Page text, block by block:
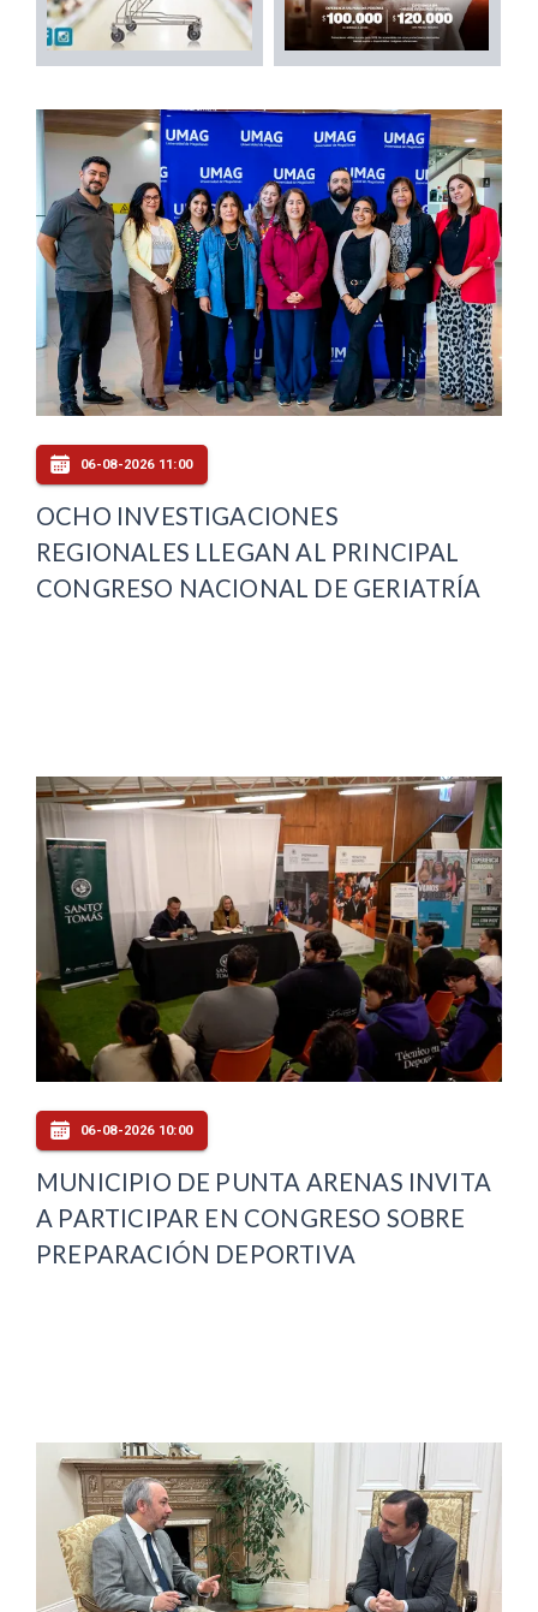
06-08-2026 11:00
OCHO INVESTIGACIONES
REGIONALES LLEGAN AL PRINCIPAL
CONGRESO NACIONAL DE GERIATRÍA
06-08-2026 10:00
MUNICIPIO DE PUNTA ARENAS INVITA
A PARTICIPAR EN CONGRESO SOBRE
PREPARACIÓN DEPORTIVA